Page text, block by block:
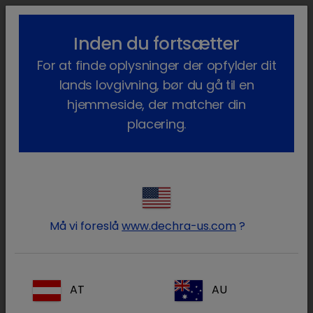
lock_outline search menu
Receptpligtig
Equishield EHV
Inden du fortsætter
For at finde oplysninger der opfylder dit
lands lovgivning, bør du gå til en
hjemmeside, der matcher din
placering.
Må vi foreslåwww.dechra-us.com ?
AT AU